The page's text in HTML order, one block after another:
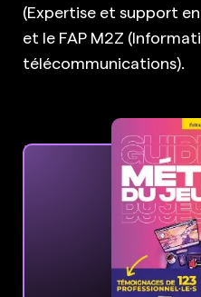
(Expertise et support
et le FAP M2Z
télécommunications).